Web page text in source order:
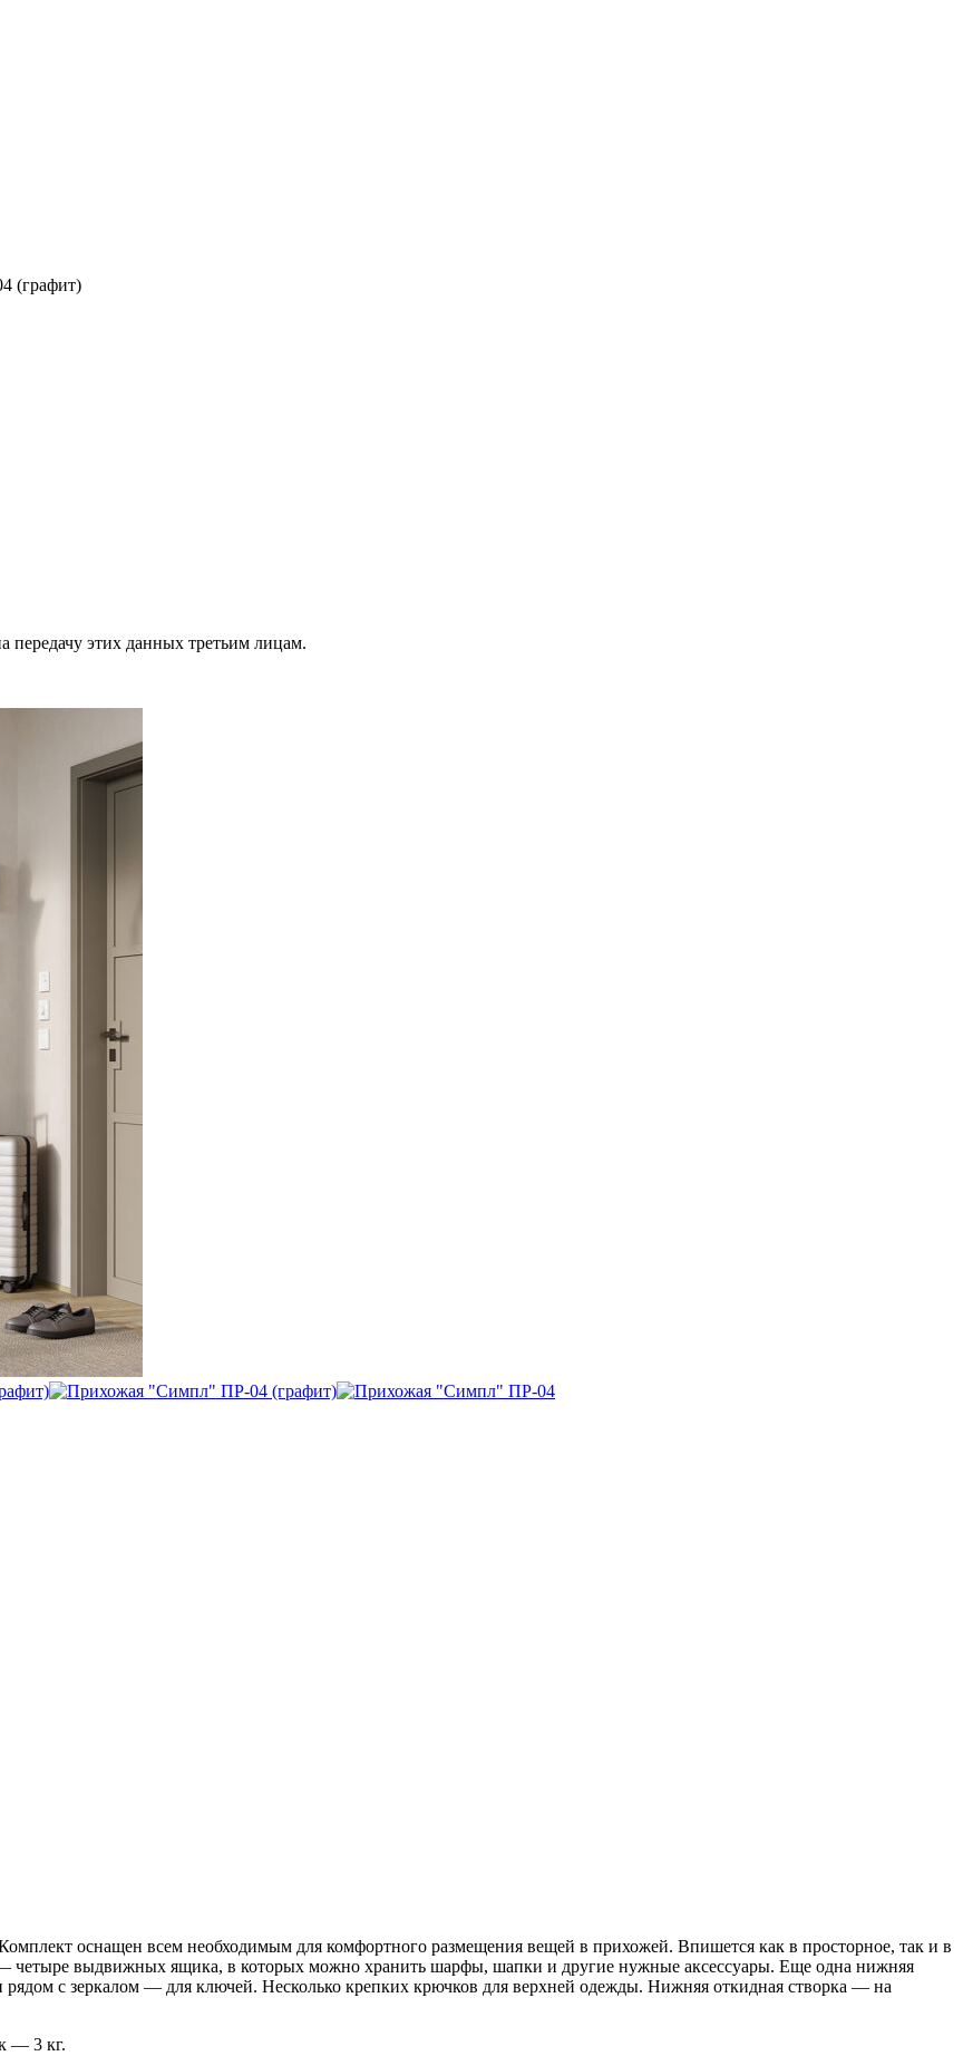
(графит)
передачу этих данных третьим лицам.
оснащен всем необходимым для комфортного размещения вещей в прихожей. Впишется как в просторное, так и в
четыре выдвижных ящика, в которых можно хранить шарфы, шапки и другие нужные аксессуары. Еще одна нижняя
с зеркалом — для ключей. Несколько крепких крючков для верхней одежды. Нижняя откидная створка — на
— 3 кг.